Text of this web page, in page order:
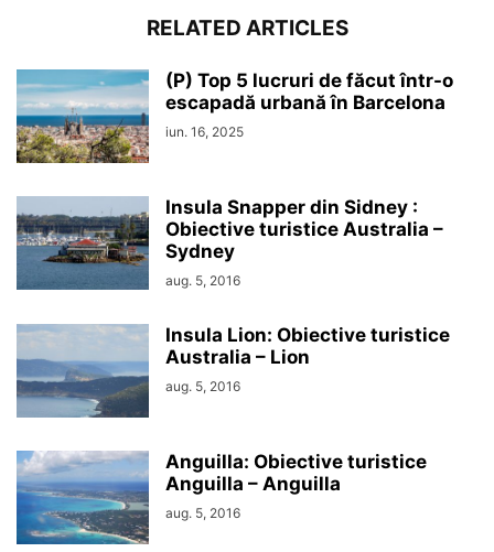
RELATED ARTICLES
(P) Top 5 lucruri de făcut într-o
escapadă urbană în Barcelona
iun. 16, 2025
Insula Snapper din Sidney :
Obiective turistice Australia –
Sydney
aug. 5, 2016
Insula Lion: Obiective turistice
Australia – Lion
aug. 5, 2016
Anguilla: Obiective turistice
Anguilla – Anguilla
aug. 5, 2016